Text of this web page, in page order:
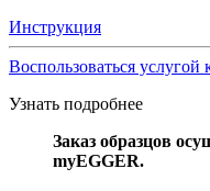
Инструкция
Воспользоваться услугой
Узнать подробнее
Заказ образцов
myEGGER.